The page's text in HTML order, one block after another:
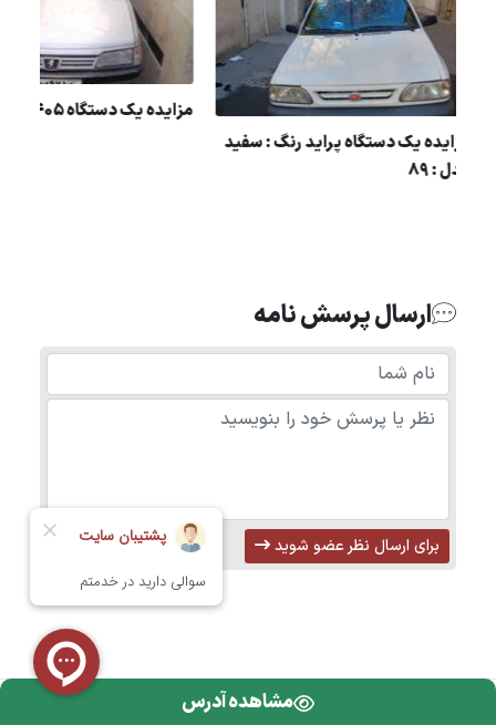
مشاهده آدرس
مزایده یک دستگاه 405 مدل : 84
مزایده یک دستگاه پراید رنگ : سفید
مدل : 89
ارسال پرسش نامه
برای ارسال نظر عضو شوید
تمامی حقوق محفوظ است